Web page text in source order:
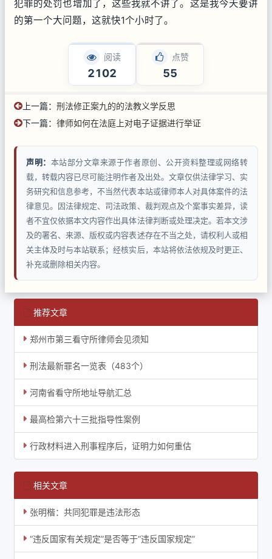
犯罪的处罚也增加了，这些我就不讲了。这是我今天要讲
的第一个大问题，这就快1个小时了。
阅读
2102
点赞
55
上一篇： 刑法修正案九的的法教义学反思
下一篇： 律师如何在法庭上对电子证据进行举证
声明： 本站部分文章来源于作者原创、公开资料整理或网络转
载，转载内容已尽可能注明作者及出处。文章仅供法律学习、实
务研究和信息参考，不当然代表本站或律师本人对具体案件的法
律意见。因法律规定、司法政策、裁判观点及个案事实差异，读
者不宜仅依据本文内容作出具体法律判断或处理决定。若本文涉
及的署名、来源、版权或内容表述存在不当之处，请权利人或相
关主体及时与本站联系；经核实后，本站将依法依规及时更正、
补充或删除相关内容。
推荐文章
郑州市第三看守所律师会见须知
刑法最新罪名一览表（483个）
河南省看守所地址导航汇总
最高检第六十三批指导性案例
行政材料进入刑事程序后，证明力如何重估
相关文章
张明楷：共同犯罪是违法形态
“违反国家有关规定”是否等于“违反国家规定”